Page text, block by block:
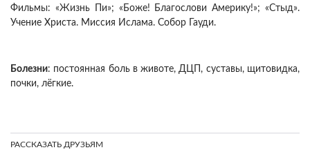
Фильмы: «Жизнь Пи»; «Боже! Благослови Америку!»; «Стыд».
Учение Христа. Миссия Ислама. Собор Гауди.
Болезни: постоянная боль в животе, ДЦП, суставы, щитовидка,
почки, лёгкие.
РАССКАЗАТЬ ДРУЗЬЯМ